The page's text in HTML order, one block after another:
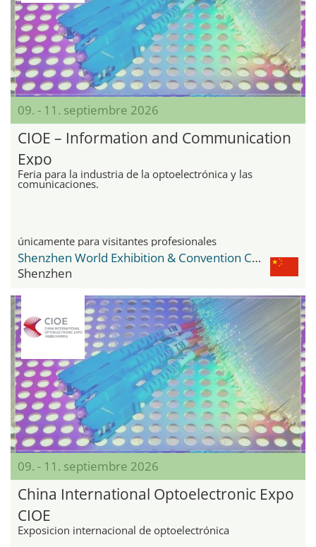
09. - 11. septiembre 2026
CIOE – Information and Communication
Expo
Feria para la industria de la optoelectrónica y las
comunicaciones.
únicamente para visitantes profesionales
Shenzhen World Exhibition & Convention Center
Shenzhen
09. - 11. septiembre 2026
China International Optoelectronic Expo
CIOE
Exposicion internacional de optoelectrónica